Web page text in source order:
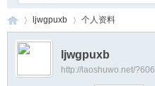
›
ljwgpuxb 个人资料
ljwgpuxb
http://laoshuwo.net/?606